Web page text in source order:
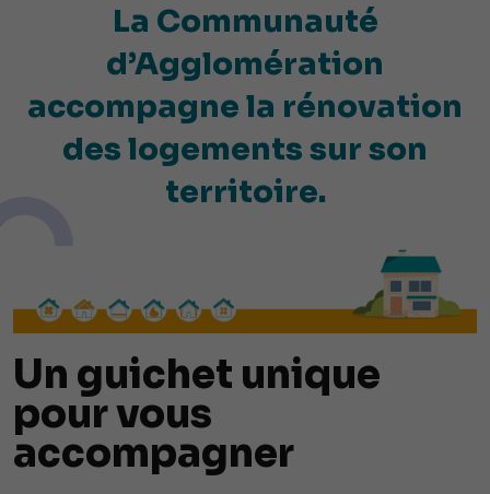
La Communauté
d’Agglomération
accompagne la rénovation
des logements sur son
territoire.
Un guichet unique
pour vous
accompagner